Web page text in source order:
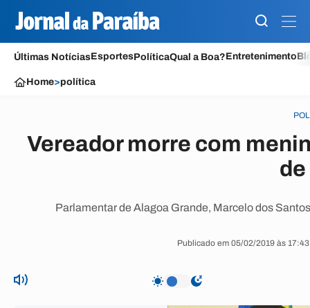
Últimas NotíciasEsportesPolíticaQual a Boa?Entretenimento
Home>política
Vereador morre com
de
Parlamentar de Alagoa Grande, Marcelo dos
Publicado em 05/02/2019 às